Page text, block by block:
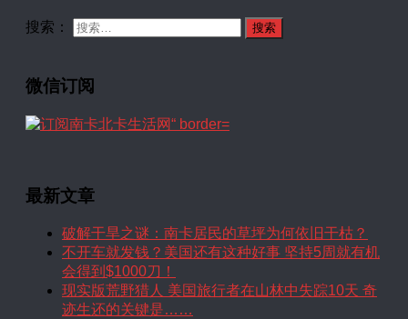
搜索：
微信订阅
最新文章
破解干旱之谜：南卡居民的草坪为何依旧干枯？
不开车就发钱？美国还有这种好事 坚持5周就有机
会得到$1000刀！
现实版荒野猎人 美国旅行者在山林中失踪10天 奇
迹生还的关键是……